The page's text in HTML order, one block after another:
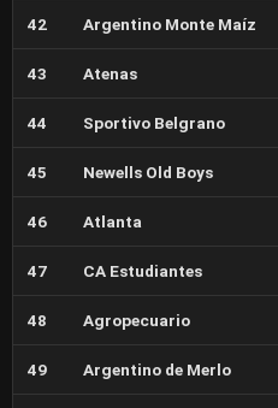
42 Argentino Monte Maíz
43 Atenas
44 Sportivo Belgrano
45 Newells Old Boys
46 Atlanta
47 CA Estudiantes
48 Agropecuario
49 Argentino de Merlo